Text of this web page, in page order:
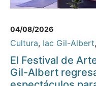
04/08/2026
Cultura, Iac Gil-Albert,
El Festival de
Gil-Albert